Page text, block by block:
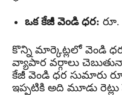
ఒక కేజీ వెండి ధర: రూ.
కొన్ని మార్కెట్లలో వెండి ధర
వ్యాపార వర్గాలు
కేజీ వెండి ధర సుమారు
ఇప్పటికి అది మూడు